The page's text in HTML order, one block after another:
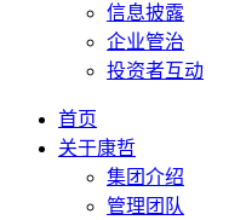
信息披露
企业管治
投资者互动
首页
关于康哲
集团介绍
管理团队